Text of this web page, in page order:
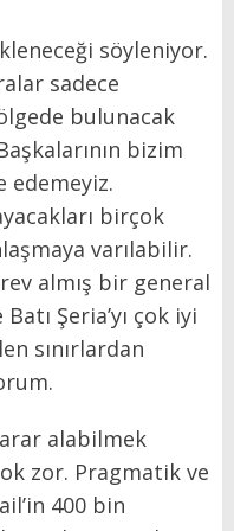
söyleniyor.
sadece
bulunacak
bizim
edemeyiz.
birçok
varılabilir.
almış bir general
Şeria’yı çok iyi
sınırlardan
alabilmek
zor. Pragmatik ve
400 bin